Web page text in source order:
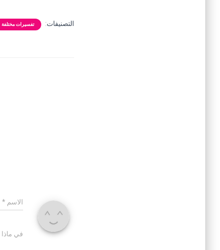
التصنيفات: تفسيرات مختلفة
الاسم *
في